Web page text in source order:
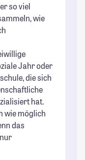
so viel
wie
Jahr oder
die sich
hat.
wie möglich
das